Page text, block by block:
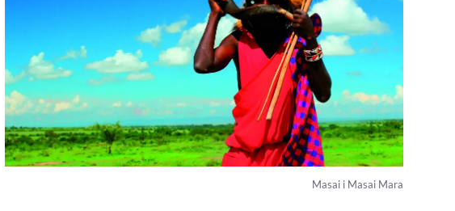
Masai i Masai Mara